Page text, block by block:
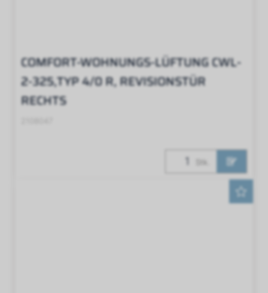
COMFORT-WOHNUNGS-LÜFTUNG CWL-
2-325,TYP 4/0 R, REVISIONSTÜR
RECHTS
Stk.